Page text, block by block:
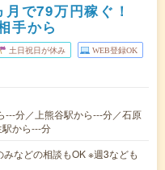
で79万円稼ぐ！
手から
土日祝日が休み WEB登録OK
---分／上熊谷駅から---分／石原
から---分
などの相談もOK ※週3なども